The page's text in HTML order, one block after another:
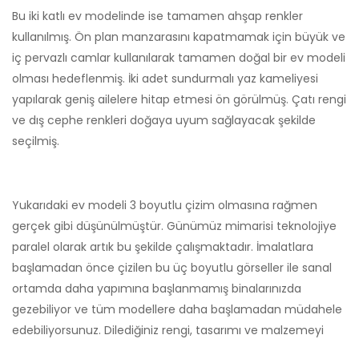
Bu iki katlı ev modelinde ise tamamen ahşap renkler
kullanılmış. Ön plan manzarasını kapatmamak için büyük ve
iç pervazlı camlar kullanılarak tamamen doğal bir ev modeli
olması hedeflenmiş. İki adet sundurmalı yaz kameliyesi
yapılarak geniş ailelere hitap etmesi ön görülmüş. Çatı rengi
ve dış cephe renkleri doğaya uyum sağlayacak şekilde
seçilmiş.
Yukarıdaki ev modeli 3 boyutlu çizim olmasına rağmen
gerçek gibi düşünülmüştür. Günümüz mimarisi teknolojiye
paralel olarak artık bu şekilde çalışmaktadır. İmalatlara
başlamadan önce çizilen bu üç boyutlu görseller ile sanal
ortamda daha yapımına başlanmamış binalarınızda
gezebiliyor ve tüm modellere daha başlamadan müdahele
edebiliyorsunuz. Dilediğiniz rengi, tasarımı ve malzemeyi